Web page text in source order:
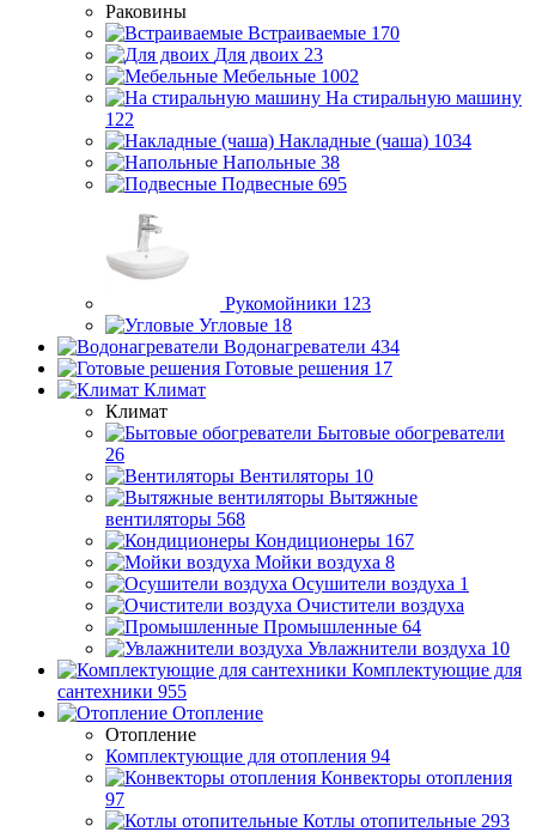
Раковины
Встраиваемые 170
Для двоих 23
Мебельные 1002
На стиральную машину
122
Накладные (чаша) 1034
Напольные 38
Подвесные 695
Рукомойники 123
Угловые 18
Водонагреватели 434
Готовые решения 17
Климат
Климат
Бытовые обогреватели
26
Вентиляторы 10
Вытяжные
вентиляторы 568
Кондиционеры 167
Мойки воздуха 8
Осушители воздуха 1
Очистители воздуха
Промышленные 64
Увлажнители воздуха 10
Комплектующие для
сантехники 955
Отопление
Отопление
Комплектующие для отопления 94
Конвекторы отопления
97
Котлы отопительные 293